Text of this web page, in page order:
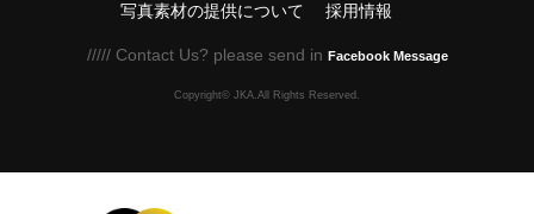
写真素材の提供について 採用情報
///// Contact Us? please send in Facebook Message
Copyright© JKA.All Rights Reserved.